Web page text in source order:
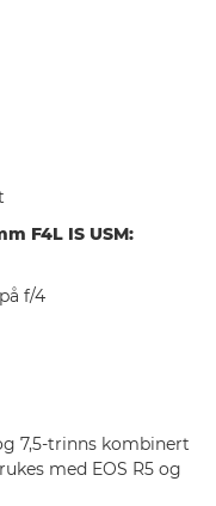
F4L IS USM:
f/4
7,5-trinns kombinert
med EOS R5 og